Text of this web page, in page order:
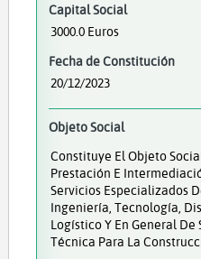
Capital Social
3000.0 Euros
Fecha de Constitución
20/12/2023
Objeto Social
Constituye El Objeto Social
Prestación E
Servicios Especializados
Ingeniería, Tecnología,
Logístico Y En General
Técnica Para La